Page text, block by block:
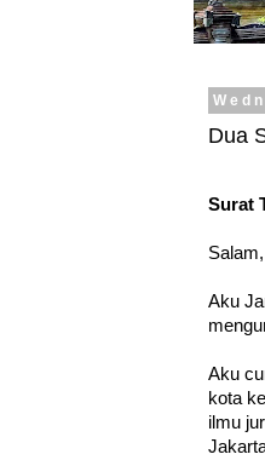
Dua
Surat
Salam,
Aku
Aku
kota
ilmu